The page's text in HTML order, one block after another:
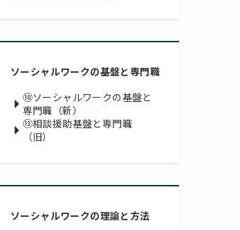
ソーシャルワークの基盤と専門職
⑩ソーシャルワークの基盤と
専門職（新）
⑬相談援助基盤と専門職
（旧）
ソーシャルワークの理論と方法